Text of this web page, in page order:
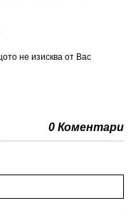
не изисква от Вас
0 Коментари